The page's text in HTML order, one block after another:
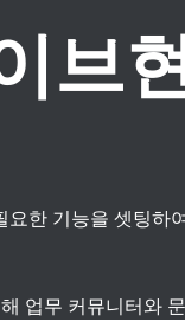
브
한 기능을 셋팅
업무 커뮤니터와